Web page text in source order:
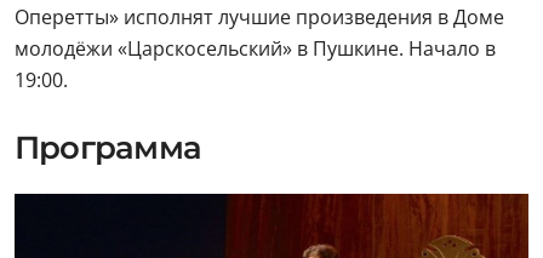
Оперетты» исполнят лучшие произведения в Доме
молодёжи «Царскосельский» в Пушкине. Начало в
19:00.
Программа